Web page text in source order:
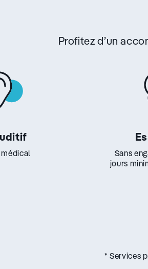
Profitez d’un
Sans
jours
* Services